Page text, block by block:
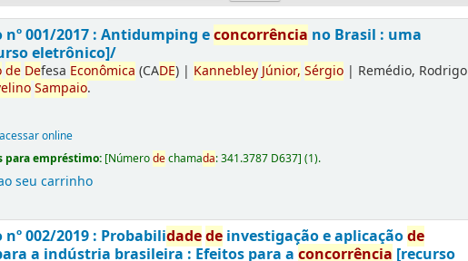
nº 001/2017 : Antidumping econcorrência no Brasil : uma
eletrônico]/
de Defesa Econômica (CADE) | KannebleyJúnior, Sérgio | Remédio, Rodrigo
Sampaio.
online
para empréstimo: [Númerodechamada:341.3787 D637](1).
seu carrinho
002/2019 : Probabilidadede investigação e aplicaçãode
a indústria brasileira : Efeitos para aconcorrência [recurso